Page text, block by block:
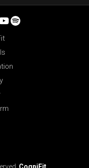
Spotify
CogniFit